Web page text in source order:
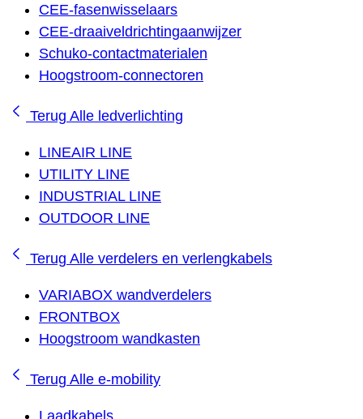
CEE-fasenwisselaars
CEE-draaiveldrichtingaanwijzer
Schuko-contactmaterialen
Hoogstroom-connectoren
Terug Alle ledverlichting
LINEAIR LINE
UTILITY LINE
INDUSTRIAL LINE
OUTDOOR LINE
Terug Alle verdelers en verlengkabels
VARIABOX wandverdelers
FRONTBOX
Hoogstroom wandkasten
Terug Alle e-mobility
Laadkabels